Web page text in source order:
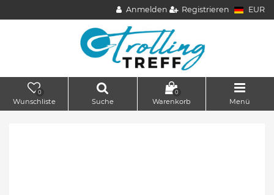
Anmelden Registrieren EUR
0
Wunschliste Suche
0
Warenkorb Menü